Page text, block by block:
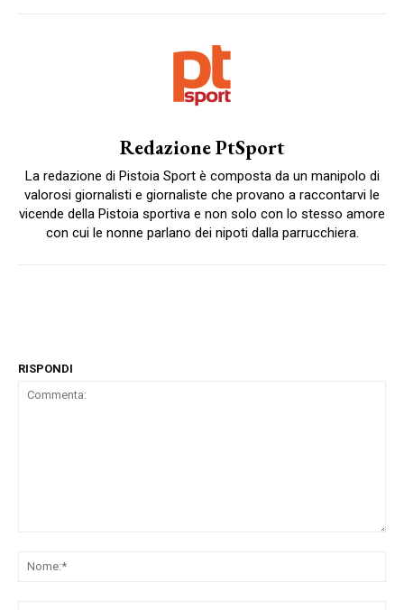
Redazione PtSport
La redazione di Pistoia Sport è composta da un manipolo di
valorosi giornalisti e giornaliste che provano a raccontarvi le
vicende della Pistoia sportiva e non solo con lo stesso amore
con cui le nonne parlano dei nipoti dalla parrucchiera.
RISPONDI